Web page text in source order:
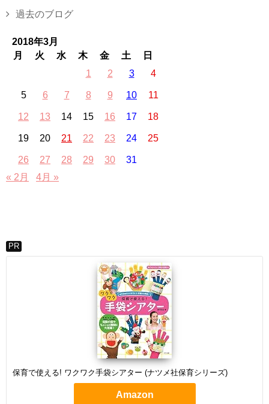
過去のブログ
2018年3月
月
火 水 木 金 土
日
1
2 3 4
5 6 7 8 9 10 11
12 13 14 15 16 17 18
19 20 21 22 23 24 25
26 27 28 29 30
31
« 2月
4月 »
PR
保育で使える! ワクワク手袋シアター (ナツメ社保育シリーズ)
Amazon